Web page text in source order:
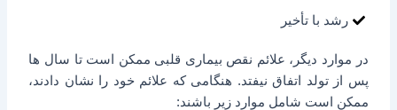
رشد با تأخیر
در موارد دیگر، علائم نقص بیماری قلبی ممکن است تا سال ها
پس از تولد اتفاق نیفتد. هنگامی که علائم خود را نشان دادند،
ممکن است شامل موارد زیر باشند: